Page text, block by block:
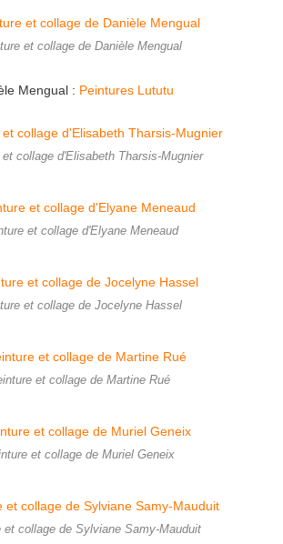
et collage de Danièle Mengual
Mengual : Peintures Lututu
collage d'Elisabeth Tharsis-Mugnier
et collage d'Elyane Meneaud
et collage de Jocelyne Hassel
et collage de Martine Rué
et collage de Muriel Geneix
et collage de Sylviane Samy-Mauduit